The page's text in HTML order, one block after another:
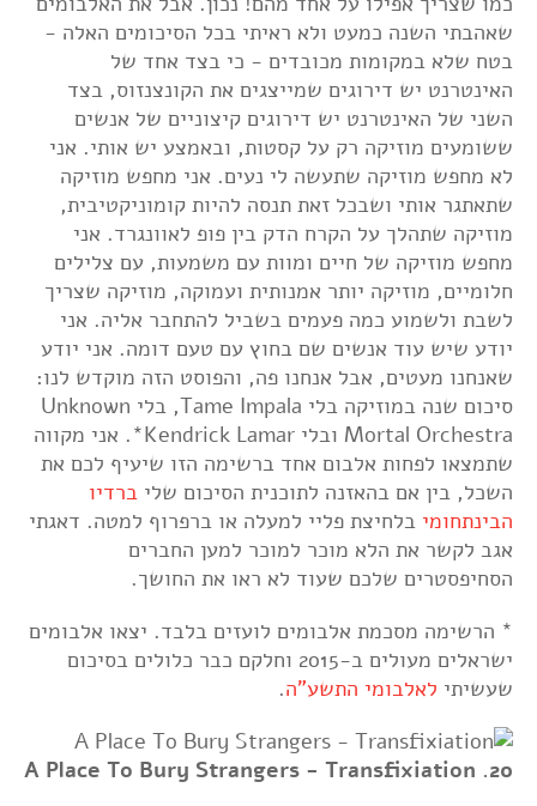
שאהבתי השנה כמעט ולא ראיתי בכל הסיכומים האלה -
בטח שלא במקומות מכובדים - כי בצד אחד של
האינטרנט יש דירוגים שמייצגים את הקונצנזוס, בצד
השני של האינטרנט יש דירוגים קיצוניים של אנשים
ששומעים מוזיקה רק על קסטות, ובאמצע יש אותי. אני
לא מחפש מוזיקה שתעשה לי נעים. אני מחפש מוזיקה
שתאתגר אותי ושבכל זאת תנסה להיות קומוניקטיבית,
מוזיקה שתהלך על הקרח הדק בין פופ לאוונגרד. אני
מחפש מוזיקה של חיים ומוות עם משמעות, עם צלילים
חלומיים, מוזיקה יותר אמנותית ועמוקה, מוזיקה שצריך
לשבת ולשמוע כמה פעמים בשביל להתחבר אליה. אני
יודע שיש עוד אנשים שם בחוץ עם טעם דומה. אני יודע
שאנחנו מעטים, אבל אנחנו פה, והפוסט הזה מוקדש לנו:
סיכום שנה במוזיקה בלי Tame Impala, בלי Unknown
Mortal Orchestra ובלי Kendrick Lamar*. אני מקווה
שתמצאו לפחות אלבום אחד ברשימה הזו שיעיף לכם את
השכל, בין אם בהאזנה לתוכנית הסיכום שלי ברדיו
הבינתחומי בלחיצת פליי למעלה או ברפרוף למטה. דאגתי
אגב לקשר את הלא מוכר למוכר למען החברים
הסחיפסטרים שלכם שעוד לא ראו את החושך.
* הרשימה מסכמת אלבומים לועזים בלבד. יצאו אלבומים
ישראלים מעולים ב-2015 וחלקם כבר כלולים בסיכום
שעשיתי לאלבומי התשע"ה.
20. A Place To Bury Strangers - Transfixiation